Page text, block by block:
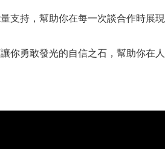
支持，幫助你在每一次談合作時展
勇敢發光的自信之石，幫助你在